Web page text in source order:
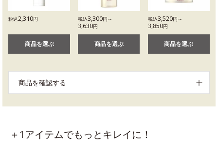
税込2,310円
商品を選ぶ
税込3,300円～
3,630円
商品を選ぶ
税込3,520円～
3,850円
商品を選ぶ
商品を確認する
＋1アイテムでもっとキレイに！